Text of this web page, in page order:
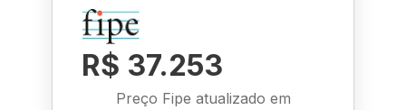
R$ 37.253
Preço Fipe atualizado em